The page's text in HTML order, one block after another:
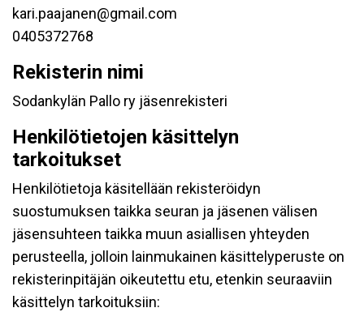
kari.paajanen@gmail.com
0405372768
Rekisterin nimi
Sodankylän Pallo ry jäsenrekisteri
Henkilötietojen käsittelyn
tarkoitukset
Henkilötietoja käsitellään rekisteröidyn
suostumuksen taikka seuran ja jäsenen välisen
jäsensuhteen taikka muun asiallisen yhteyden
perusteella, jolloin lainmukainen käsittelyperuste on
rekisterinpitäjän oikeutettu etu, etenkin seuraaviin
käsittelyn tarkoituksiin: